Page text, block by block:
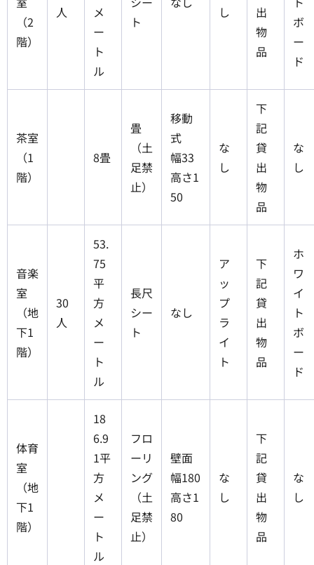
（2
階）
人
メ
ー
ト
ル
ト
し
出
物
品
ボ
ー
ド
茶室
（1
階）
8畳
畳
（土
足禁
止）
移動
式
幅33
高さ1
50
な
し
下
記
貸
出
物
品
な
し
音楽
室
（地
下1
階）
30
人
53.
75
平
方
メ
ー
ト
ル
長尺
シー
ト
なし
ア
ッ
プ
ラ
イ
ト
下
記
貸
出
物
品
ホ
ワ
イ
ト
ボ
ー
ド
体育
室
（地
下1
階）
18
6.9
1平
方
メ
ー
ト
ル
フロ
ーリ
ング
（土
足禁
止）
壁面
幅180
高さ1
80
な
し
下
記
貸
出
物
品
な
し